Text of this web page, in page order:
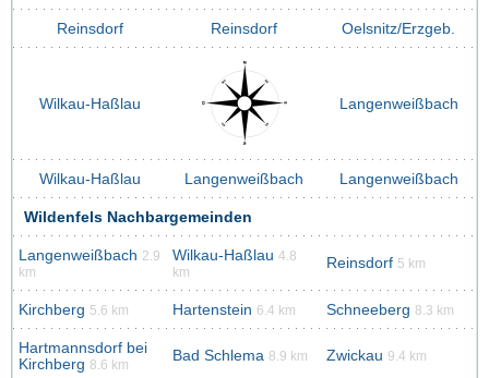
Reinsdorf Reinsdorf Oelsnitz/Erzgeb.
Wilkau-Haßlau Langenweißbach
Wilkau-Haßlau Langenweißbach Langenweißbach
Wildenfels Nachbargemeinden
Langenweißbach 2.9
km
Wilkau-Haßlau 4.8
km
Reinsdorf 5 km
Kirchberg 5.6 km Hartenstein 6.4 km Schneeberg 8.3 km
Hartmannsdorf bei
Kirchberg 8.6 km
Bad Schlema 8.9 km Zwickau 9.4 km